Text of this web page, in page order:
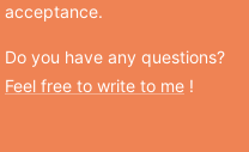
acceptance.
Do you have any questions?
Feel free to write to me !